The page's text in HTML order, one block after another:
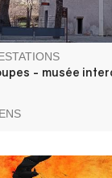
- musée